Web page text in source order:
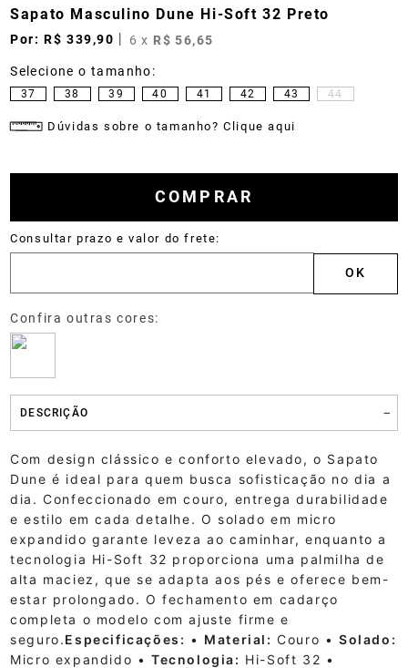
Sapato Masculino Dune Hi-Soft 32 Preto
R$ 339,90 6 x R$ 56,65
37 38 39 40 41 42 43 44
Dúvidas sobre o tamanho? Clique aqui
COMPRAR
DESCRIÇÃO
Com design clássico e conforto elevado, o Sapato
Dune é ideal para quem busca sofisticação no dia a
dia. Confeccionado em couro, entrega durabilidade
e estilo em cada detalhe. O solado em micro
expandido garante leveza ao caminhar, enquanto a
tecnologia Hi-Soft 32 proporciona uma palmilha de
alta maciez, que se adapta aos pés e oferece bem-
estar prolongado. O fechamento em cadarço
completa o modelo com ajuste firme e
seguro.Especificações: • Material: Couro •Solado:
Micro expandido •Tecnologia: Hi-Soft 32 •